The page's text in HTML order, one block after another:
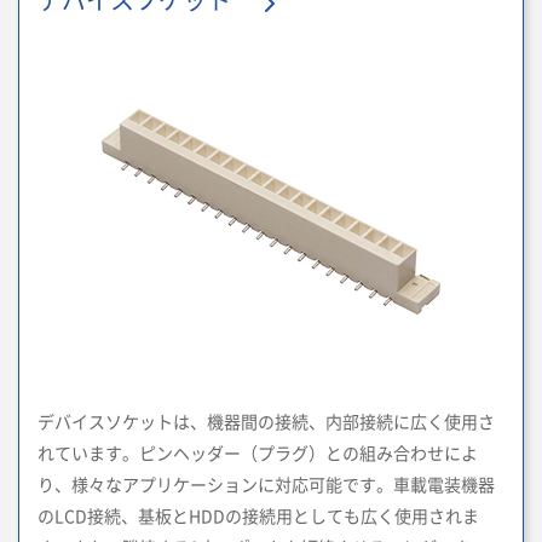
デバイスソケットは、機器間の接続、内部接続に広く使用さ
れています。ピンヘッダー（プラグ）との組み合わせによ
り、様々なアプリケーションに対応可能です。車載電装機器
のLCD接続、基板とHDDの接続用としても広く使用されま